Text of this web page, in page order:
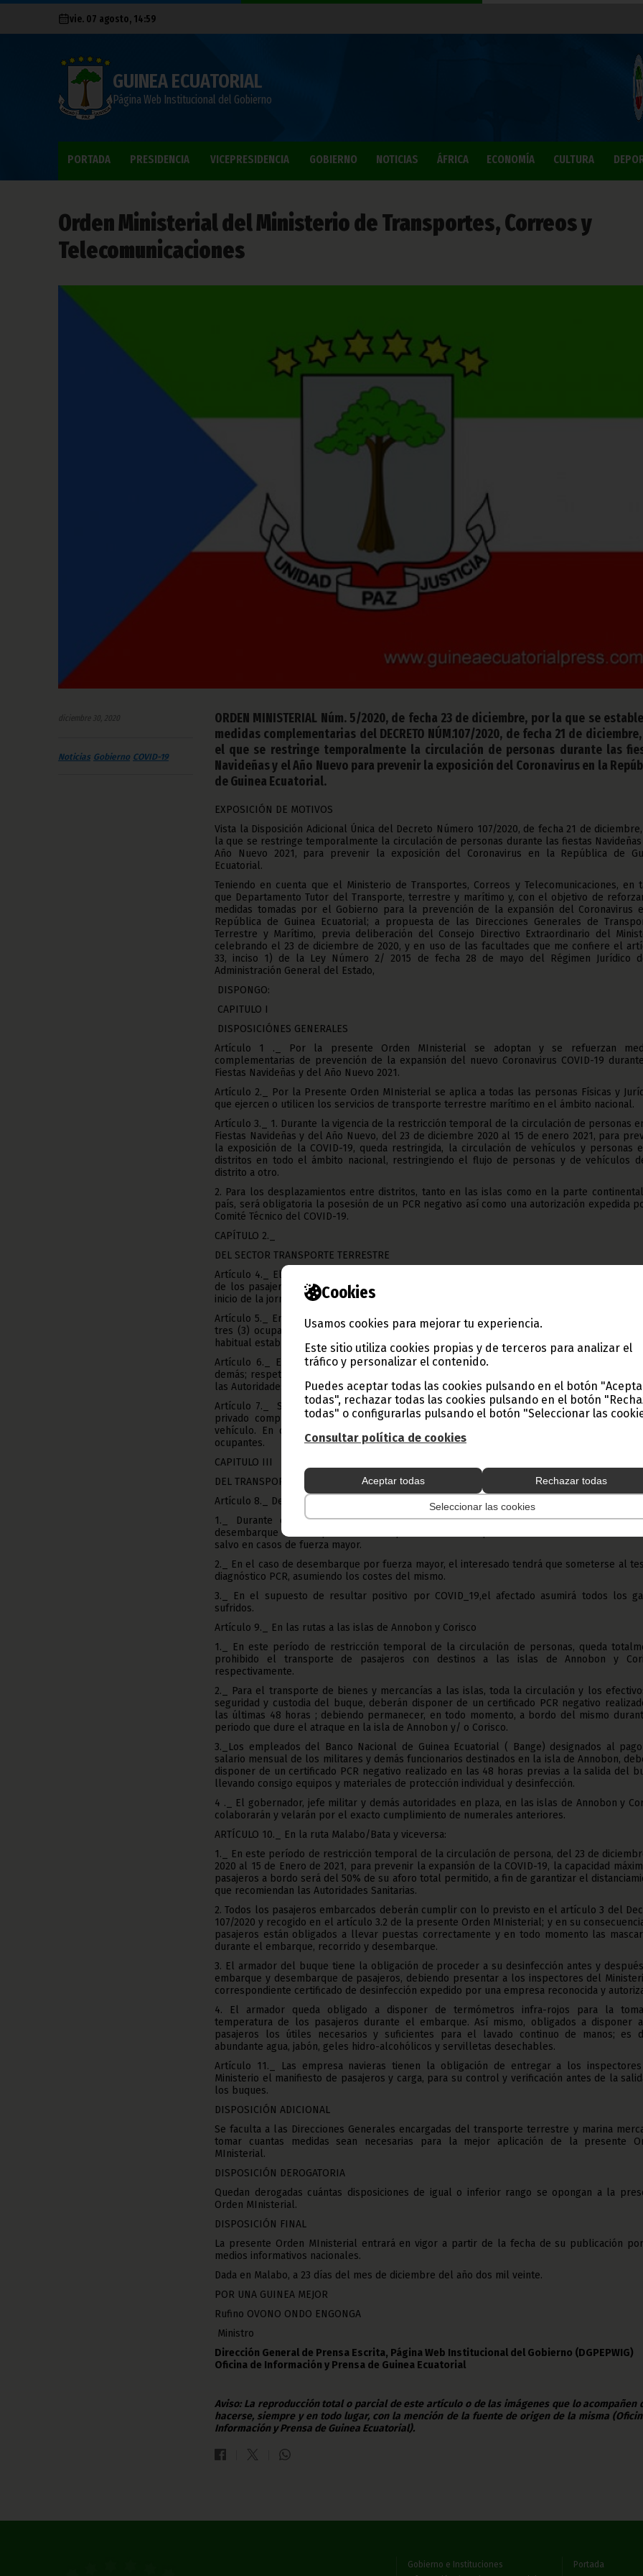
Cookies
Usamos cookies para mejorar tu experiencia.
Este sitio utiliza cookies propias y de terceros para analizar el
tráfico y personalizar el contenido.
Puedes aceptar todas las cookies pulsando en el botón
todas", rechazar todas las cookies pulsando en el botón
todas" o configurarlas pulsando el botón "Seleccionar las
Consultar política de cookies
Aceptar todas Rechazar todas
Seleccionar las cookies
vie. 07 agosto, 14:59
GUINEA ECUATORIAL
Página Web Institucional del Gobierno
PORTADA PRESIDENCIA VICEPRESIDENCIA GOBIERNO NOTICIAS ÁFRICA ECONOMÍA CULTURA
Orden Ministerial del Ministerio de Transportes, Correos y
Telecomunicaciones
diciembre 30, 2020
Noticias Gobierno COVID-19
ORDEN MINISTERIAL Núm. 5/2020, de fecha 23 de diciembre, por la que se
medidas complementarias del DECRETO NÚM.107/2020, de fecha 21 de
el que se restringe temporalmente la circulación de personas durante las
Navideñas y el Año Nuevo para prevenir la exposición del Coronavirus en la
de Guinea Ecuatorial.
EXPOSICIÓN DE MOTIVOS
Vista la Disposición Adicional Única del Decreto Número 107/2020, de fecha 21 de
la que se restringe temporalmente la circulación de personas durante las fiestas
Año Nuevo 2021, para prevenir la exposición del Coronavirus en la República de
Ecuatorial.
Teniendo en cuenta que el Ministerio de Transportes, Correos y Telecomunicaciones, en
que Departamento Tutor del Transporte, terrestre y marítimo y, con el objetivo de
medidas tomadas por el Gobierno para la prevención de la expansión del Coronavirus
República de Guinea Ecuatorial; a propuesta de las Direcciones Generales de
Terrestre y Marítimo, previa deliberación del Consejo Directivo Extraordinario del
celebrando el 23 de diciembre de 2020, y en uso de las facultades que me confiere el
33, inciso 1) de la Ley Número 2/ 2015 de fecha 28 de mayo del Régimen Jurídico
Administración General del Estado,
DISPONGO:
CAPITULO I
DISPOSICIÓNES GENERALES
Artículo 1 ._ Por la presente Orden MInisterial se adoptan y se refuerzan
complementarias de prevención de la expansión del nuevo Coronavirus COVID-19
Fiestas Navideñas y del Año Nuevo 2021.
Artículo 2._ Por la Presente Orden MInisterial se aplica a todas las personas Físicas y
que ejercen o utilicen los servicios de transporte terrestre marítimo en el ámbito nacional.
Artículo 3._ 1. Durante la vigencia de la restricción temporal de la circulación de personas
Fiestas Navideñas y del Año Nuevo, del 23 de diciembre 2020 al 15 de enero 2021, para
la exposición de la COVID-19, queda restringida, la circulación de vehículos y personas
distritos en todo el ámbito nacional, restringiendo el flujo de personas y de vehículos
distrito a otro.
2. Para los desplazamientos entre distritos, tanto en las islas como en la parte
país, será obligatoria la posesión de un PCR negativo así como una autorización expedida
Comité Técnico del COVID-19.
CAPÍTULO 2._
DEL SECTOR TRANSPORTE TERRESTRE
Artículo 4._ El conductor deberá disponer de líquido de solución hidro_ alcohólica para el
de los pasajeros y deberá desinfectar el vehículo con los productos recomendados antes
inicio de la jornada laboral.
Artículo 5._ En caso de transporte de modalidad taxi, sólo se permitirá viajar con un
tres (3) ocupantes en cada traectoria incluido el conductor, respetando tajantemente la
habitual establecida para dicha trayectoria.
Artículo 6._ En cuanto al transporte urbano, queda autorizada la circulación de
demás; respetando en todo momento el 50% del aforo permitido y las medidas que
las Autoridades Sanitarias.
Artículo 7._ Se hace obligatorio y necesario el uso de mascarillas en el transporte
privado complementario, tanto para los conductores como para todos los ocupantes
vehículo. En caso de vehículos privados particulares, se autoriza un máximo de cuatro
ocupantes.
CAPITULO III
DEL TRANSPORTE MARÍTIMO
Artículo 8._ De orden general
1._ Durante el período de vigencia del Decreto número 107/2020, queda
desembarque de la tripulación de buques comerciales que arriben a los Puertos
salvo en casos de fuerza mayor.
2._ En el caso de desembarque por fuerza mayor, el interesado tendrá que someterse al
diagnóstico PCR, asumiendo los costes del mismo.
3._ En el supuesto de resultar positivo por COVID_19,el afectado asumirá todos los
sufridos.
Artículo 9._ En las rutas a las islas de Annobon y Corisco
1._ En este período de restricción temporal de la circulación de personas, queda
prohibido el transporte de pasajeros con destinos a las islas de Annobon y
respectivamente.
2._ Para el transporte de bienes y mercancías a las islas, toda la circulación y los
seguridad y custodia del buque, deberán disponer de un certificado PCR negativo
las últimas 48 horas ; debiendo permanecer, en todo momento, a bordo del mismo
periodo que dure el atraque en la isla de Annobon y/ o Corisco.
3._Los empleados del Banco Nacional de Guinea Ecuatorial ( Bange) designados al
salario mensual de los militares y demás funcionarios destinados en la isla de Annobon,
disponer de un certificado PCR negativo realizado en las 48 horas previas a la salida del
llevando consigo equipos y materiales de protección individual y desinfección.
4 ._ El gobernador, jefe militar y demás autoridades en plaza, en las islas de Annobon y
colaborarán y velarán por el exacto cumplimiento de numerales anteriores.
ARTÍCULO 10._ En la ruta Malabo/Bata y viceversa:
1._ En este período de restricción temporal de la circulación de persona, del 23 de
2020 al 15 de Enero de 2021, para prevenir la expansión de la COVID-19, la capacidad
pasajeros a bordo será del 50% de su aforo total permitido, a fin de garantizar el
que recomiendan las Autoridades Sanitarias.
2. Todos los pasajeros embarcados deberán cumplir con lo previsto en el artículo 3 del
107/2020 y recogido en el artículo 3.2 de la presente Orden MInisterial; y en su
pasajeros están obligados a llevar puestas correctamente y en todo momento las
durante el embarque, recorrido y desembarque.
3. El armador del buque tiene la obligación de proceder a su desinfección antes y
embarque y desembarque de pasajeros, debiendo presentar a los inspectores del
correspondiente certificado de desinfección expedido por una empresa reconocida y
4. El armador queda obligado a disponer de termómetros infra-rojos para la
temperatura de los pasajeros durante el embarque. Así mismo, obligados a disponer
pasajeros los útiles necesarios y suficientes para el lavado continuo de manos; es
abundante agua, jabón, geles hidro-alcohólicos y servilletas desechables.
Artículo 11._ Las empresa navieras tienen la obligación de entregar a los
Ministerio el manifiesto de pasajeros y carga, para su control y verificación antes de la
los buques.
DISPOSICIÓN ADICIONAL
Se faculta a las Direcciones Generales encargadas del transporte terrestre y marina
tomar cuantas medidas sean necesarias para la mejor aplicación de la presente
MInisterial.
DISPOSICIÓN DEROGATORIA
Quedan derogadas cuántas disposiciones de igual o inferior rango se opongan a la
Orden MInisterial.
DISPOSICIÓN FINAL
La presente Orden MInisterial entrará en vigor a partir de la fecha de su publicación
medios informativos nacionales.
Dada en Malabo, a 23 días del mes de diciembre del año dos mil veinte.
POR UNA GUINEA MEJOR
Rufino OVONO ONDO ENGONGA
Ministro
Dirección General de Prensa Escrita, Página Web Institucional del Gobierno (DGPEPWIG)
Oficina de Información y Prensa de Guinea Ecuatorial
Aviso: La reproducción total o parcial de este artículo o de las imágenes que lo acompañen
hacerse, siempre y en todo lugar, con la mención de la fuente de origen de la misma
Información y Prensa de Guinea Ecuatorial).
Gobierno e Instituciones
Portada